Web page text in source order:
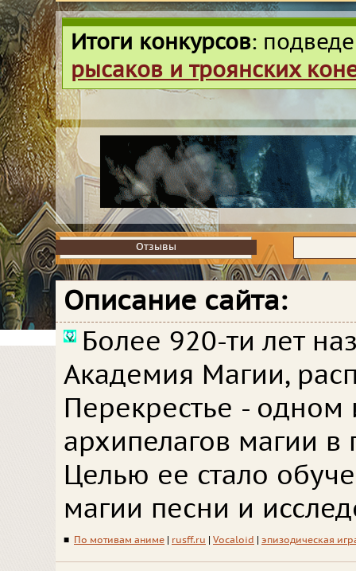
Итоги конкурсов:
рысаков и троянских
Отзывы
Отзывы
Описание сайта:
Более 920-ти лет
Академия Магии,
Перекрестье -
архипелагов магии в
Целью ее стало
магии песни и
■ По мотивам аниме rusff.ru Vocaloid эпизодическая